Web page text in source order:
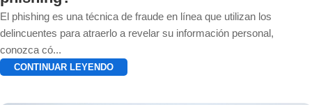
El phishing es una técnica de fraude en línea que utilizan los
delincuentes para atraerlo a revelar su información personal,
conozca có...
CONTINUAR LEYENDO